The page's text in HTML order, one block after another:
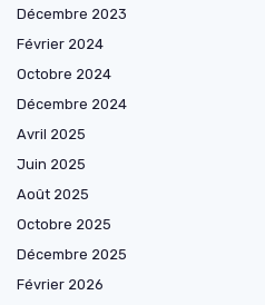
Décembre 2023
Février 2024
Octobre 2024
Décembre 2024
Avril 2025
Juin 2025
Août 2025
Octobre 2025
Décembre 2025
Février 2026